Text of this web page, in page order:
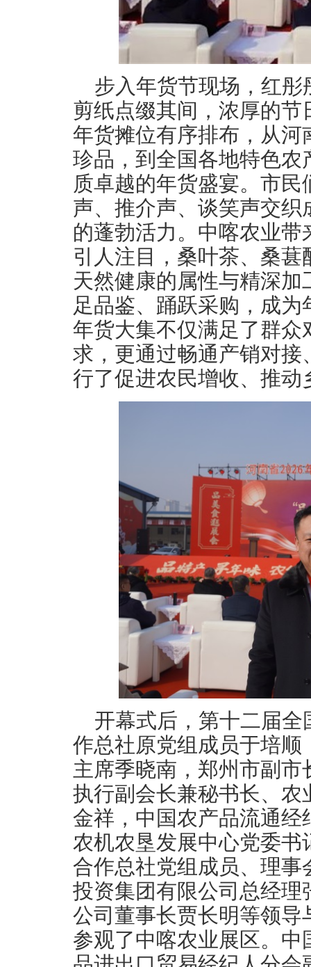
步入年货节现场，红
剪纸点缀其间，浓厚的
年货摊位有序排布，从
珍品，到全国各地特色
质卓越的年货盛宴。市
声、推介声、谈笑声交
的蓬勃活力。中喀农业
引人注目，桑叶茶、桑
天然健康的属性与精深
足品鉴、踊跃采购，成为
年货大集不仅满足了群众
求，更通过畅通产销对
行了促进农民增收、推
开幕式后，第十二届
作总社原党组成员于培
主席季晓南，郑州市副
执行副会长兼秘书长、
金祥，中国农产品流通
农机农垦发展中心党委
合作总社党组成员、理
投资集团有限公司总经
公司董事长贾长明等领
参观了中喀农业展区。